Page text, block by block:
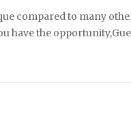
compared to many
have the